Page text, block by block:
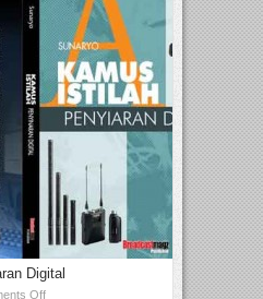
Digital
Off